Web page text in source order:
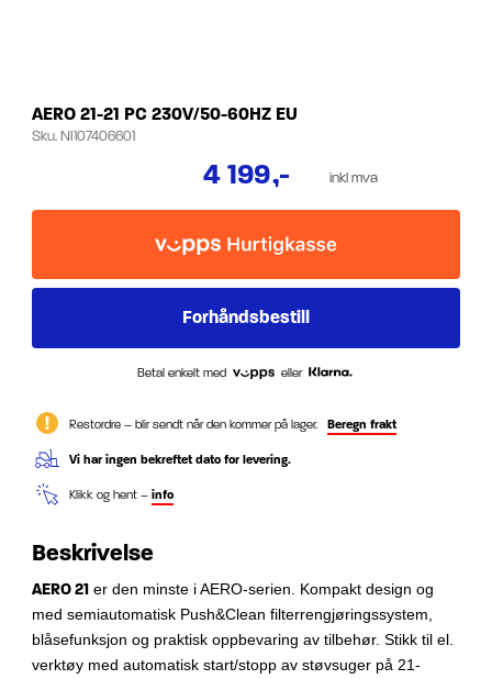
AERO 21-21 PC 230V/50-60HZ EU
Sku.NI107406601
4 199,- inkl mva
Betal enkelt med eller
Restordre – blir sendt når den kommer på lager. Beregn frakt
Vi har ingen bekreftet dato for levering.
Klikk og hent – info
Beskrivelse
AERO 21 er den minste i AERO-serien. Kompakt design og
med semiautomatisk Push&Clean filterrengjøringssystem,
blåsefunksjon og praktisk oppbevaring av tilbehør. Stikk til el.
verktøy med automatisk start/stopp av støvsuger på 21-